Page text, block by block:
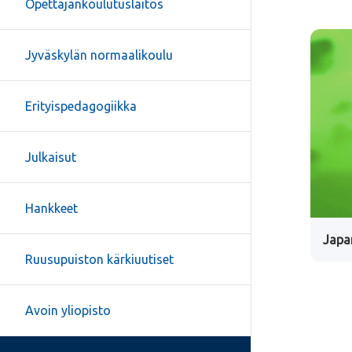
Opettajankoulutuslaitos
Jyväskylän normaalikoulu
Erityispedagogiikka
Julkaisut
Hankkeet
Ruusupuiston kärkiuutiset
Avoin yliopisto